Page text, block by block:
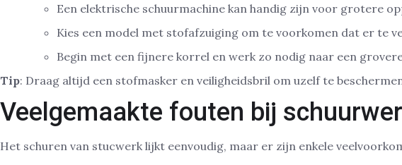
Een elektrische schuurmachine kan handig zijn voor grotere
Kies een model met stofafzuiging om te voorkomen dat er te
Begin met een fijnere korrel en werk zo nodig naar een
Tip: Draag altijd een stofmasker en veiligheidsbril om uzelf te
Veelgemaakte fouten bij
Het schuren van stucwerk lijkt eenvoudig, maar er zijn enkele